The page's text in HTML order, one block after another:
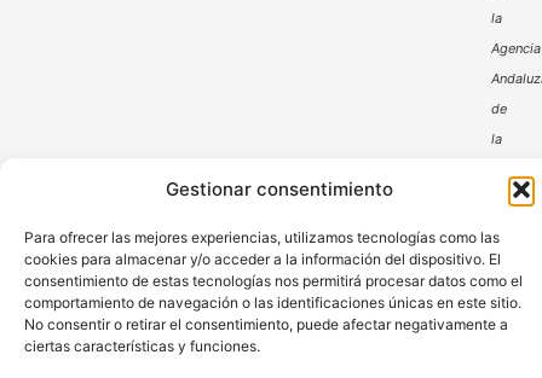
Gestionar consentimiento
Para ofrecer las mejores experiencias, utilizamos tecnologías como las
cookies para almacenar y/o acceder a la información del dispositivo. El
consentimiento de estas tecnologías nos permitirá procesar datos como el
comportamiento de navegación o las identificaciones únicas en este sitio.
No consentir o retirar el consentimiento, puede afectar negativamente a
ciertas características y funciones.
la
Agencia
de
la
Aviso Legal Política de Privacidad